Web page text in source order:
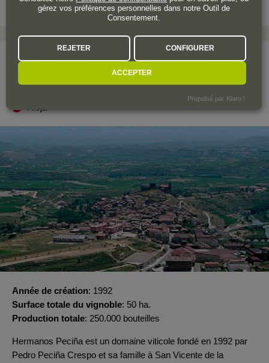
Le domaine
BODEGAS HERMANOS PECIÑA
Année de création 1992
Surface totale du vignoble 50 ha.
Production totale 250.000 bouteilles
Hermanos Peciña est un domaine viticole fondé en 1992 par
Pedro Peciña Crespo et sa famille à San Vicente de la
gérez vos préférences personnelles dans notre Outil de
Consentement.
REJETER CONFIGURER
ACCEPTER
Propulsé par Klaro !